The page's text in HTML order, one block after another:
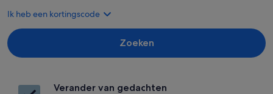
Ik heb een kortingscode
Zoeken
Verander van gedachten